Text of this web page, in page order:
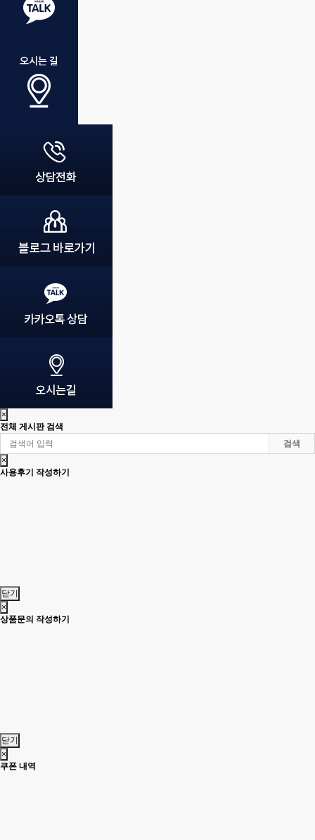
×
전체 게시판 검색
검색
×
사용후기 작성하기
닫기
×
상품문의 작성하기
닫기
×
쿠폰 내역